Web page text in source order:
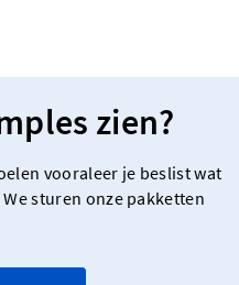
zien?
vooraleer je beslist wat
sturen onze pakketten